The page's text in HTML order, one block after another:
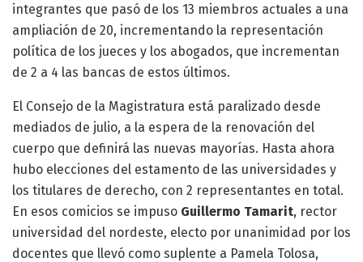
integrantes que pasó de los 13 miembros actuales a una
ampliación de 20, incrementando la representación
política de los jueces y los abogados, que incrementan
de 2 a 4 las bancas de estos últimos.
El Consejo de la Magistratura está paralizado desde
mediados de julio, a la espera de la renovación del
cuerpo que definirá las nuevas mayorías. Hasta ahora
hubo elecciones del estamento de las universidades y
los titulares de derecho, con 2 representantes en total.
En esos comicios se impuso Guillermo Tamarit, rector
universidad del nordeste, electo por unanimidad por los
docentes que llevó como suplente a Pamela Tolosa,